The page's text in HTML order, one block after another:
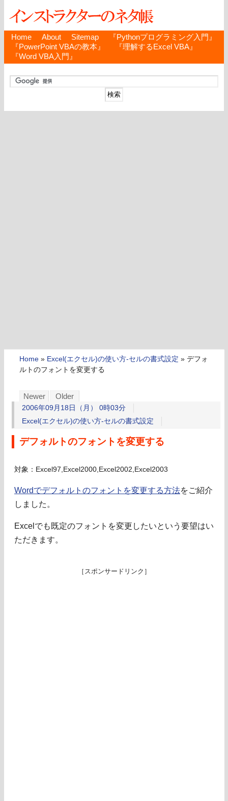
Home About Sitemap
『Pythonプログラミング入門』
『PowerPoint VBAの教本』
『理解するExcel VBA』
『Word VBA入門』
Home » Excel(エクセル)の使い方-セルの書式設定 » デフォ
ルトのフォントを変更する
Newer Older
2006年09月18日（月） 0時03分
Excel(エクセル)の使い方-セルの書式設定
デフォルトのフォントを変更する
対象：Excel97,Excel2000,Excel2002,Excel2003
Wordでデフォルトのフォントを変更する方法をご紹介
しました。
Excelでも既定のフォントを変更したいという要望はい
ただきます。
［スポンサードリンク］